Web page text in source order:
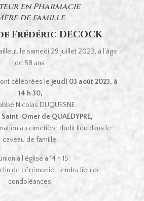
en Pharmacie
de famille
Frédéric DECOCK
le samedi 29 juillet 2023, à l’âge
de 58 ans.
célébrées le jeudi 03 août 2023, à
14 h 30,
Nicolas DUQUESNE,
Saint-Omer de QUAËDYPRE,
au cimetière dudit lieu dans le
caveau de famille.
à l’église à 14 h 15.
fin de cérémonie, tiendra lieu de
condoléances.